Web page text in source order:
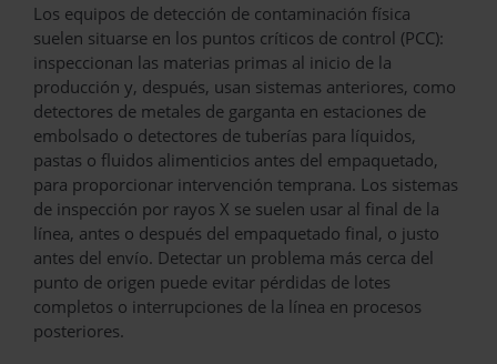
Los equipos de detección de contaminación física
suelen situarse en los puntos críticos de control (PCC):
inspeccionan las materias primas al inicio de la
producción y, después, usan sistemas anteriores, como
detectores de metales de garganta en estaciones de
embolsado o detectores de tuberías para líquidos,
pastas o fluidos alimenticios antes del empaquetado,
para proporcionar intervención temprana. Los sistemas
de inspección por rayos X se suelen usar al final de la
línea, antes o después del empaquetado final, o justo
antes del envío. Detectar un problema más cerca del
punto de origen puede evitar pérdidas de lotes
completos o interrupciones de la línea en procesos
posteriores.